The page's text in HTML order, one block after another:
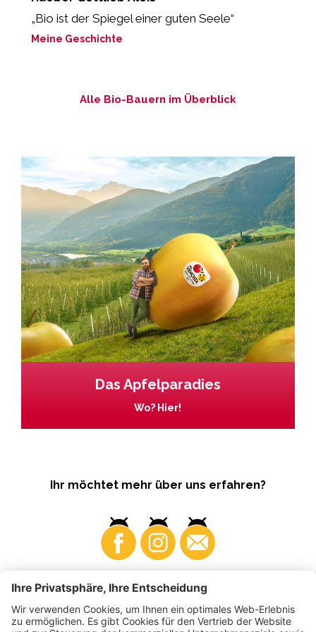
„Bio ist der Spiegel einer guten Seele“
Meine Geschichte
Alle Bio-Bauern im Überblick
Das Apfelparadies
Wo? Hier!
Ihr möchtet mehr über uns erfahren?
Business Produzenten